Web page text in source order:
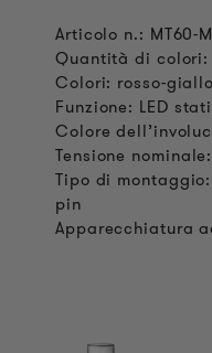
Articolo n.: MT60-
Quantità di colori:
Colori: rosso-
Funzione: LED
Colore
Tensione
Tipo di
pin
Apparecchiatura